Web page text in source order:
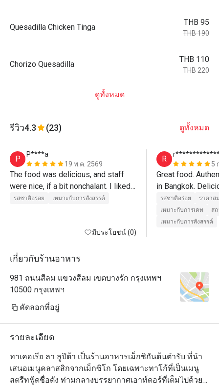
Quesadilla Chicken Tinga
THB 95
THB 190
Chorizo Quesadilla
THB 110
THB 220
ดูทั้งหมด
รีวิว4.3 (23) ดูทั้งหมด
P
P****a
19 พ.ค. 2569
The food was delicious, and staff
were nice, if a bit nonchalant. I liked
that they discreetly got the job done
renovated air conditioned room was
outside, which during May is hot. But
proper Bangkok vibes. The taco
portions were more like tapas, but
the yummy tender meats make up
for this. Nachos dish was not what I
normally experience. Overall, a nice
time with friends. Parking was really
convenient. Thanks for offering the
discount through Eatigo, the price
made it worthwhile.
รสชาติอร่อย เหมาะกับการสังสรรค์
มีประโยชน์ (0)
R
5
Great food.
in Bangkok.
already. Will be
margaritas.
รสชาติอร่อย
ราคาส
เหมาะกับการเดท
ส
เหมาะกับการสังสรรค์
เกี่ยวกับร้านอาหาร
981 ถนนสีลม แขวงสีลม เขตบางรัก กรุงเทพฯ
10500 กรุงเทพฯ
คัดลอกที่อยู่
รายละเอียด
ทาเคอเรีย ลา ลูปิต้า เป็นร้านอาหารเม็กซิกันต้นตำรับ ที่นำ
เสนอเมนูคลาสสิกจากเม็กซิโก โดยเฉพาะทาโก้ที่เป็นเมนู
สตรีทฟู้ดชื่อดัง ท่ามกลางบรรยากาศเอาท์ดอร์ที่เต็มไปด้วย